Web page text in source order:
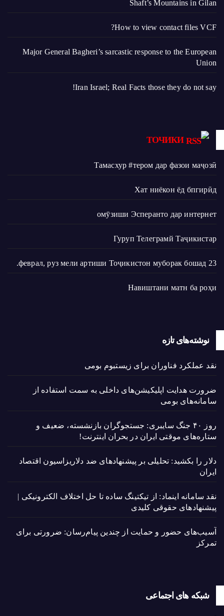
Shaft’s Mountains in Gilan
How to view contact files VCF?
Major General Bagheri’s sarcastic response to the European
Union
Iran Israel; Real Facts those they do not say!
ТОЧИКИ
Тамасхур #тером дар фазои маҷозӣ
Хат ниёкон ёд бпгирӣд
омӯзиши Эсперанто дар интернет
Гуруп Телеграмй Таҷикистар
23 феврал, руз мели артиши Тоҷикистон муборак бошад.
Навиштани матн ба роҳи
نوشته‌های تازه
نقد عملکرد فناوران برای زیستبوم بومی
ضرورت هدایت اپلیکیشن‌های داخلی به سمت استفاده از
سامانه‌های بومی
روز ۴۰ جنگ سایبری: جستجوگران بازنشسته، ضعیف و
ستاره‌های موقتی ایران در بحران اینترنت!
دلار را بکشید: تحلیلی بر پیشنهادهای ضد دلاریزاسیون اقتصاد
ایران
نقد سامانه اینماد: از تیکتینگ ساده تا حل اختلاف الکترونیکی |
پیشنهادهای حقوقی کلیدی
آسیب‌های حضور و حمایت از چندین پیام‌رسان: ضرورتی برای
تمرکز
شبکه های اجتماعی